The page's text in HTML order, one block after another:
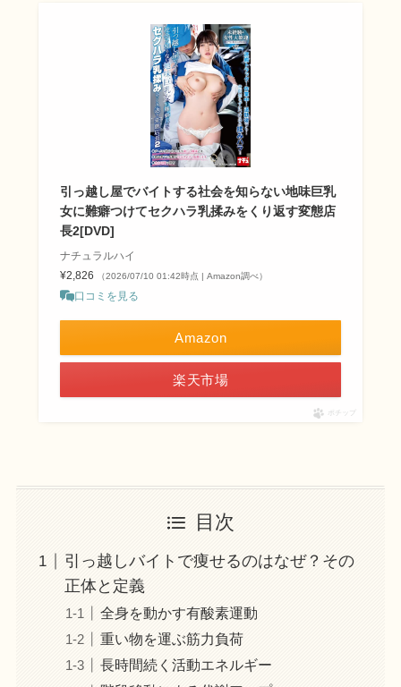
引っ越し屋でバイトする社会を知らない地味巨乳
女に難癖つけてセクハラ乳揉みをくり返す変態店
長2[DVD]
ナチュラルハイ
¥2,826
（2026/07/10 01:42時点 | Amazon調べ）
口コミを見る
Amazon
楽天市場
ポチップ
目次
引っ越しバイトで痩せるのはなぜ？その
正体と定義
全身を動かす有酸素運動
重い物を運ぶ筋力負荷
長時間続く活動エネルギー